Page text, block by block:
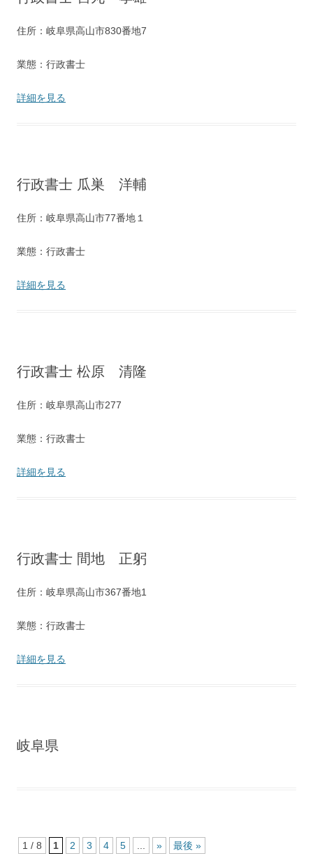
住所：岐阜県高山市830番地7
業態：行政書士
詳細を見る
行政書士 瓜巣 洋輔
住所：岐阜県高山市77番地１
業態：行政書士
詳細を見る
行政書士 松原 清隆
住所：岐阜県高山市277
業態：行政書士
詳細を見る
行政書士 間地 正躬
住所：岐阜県高山市367番地1
業態：行政書士
詳細を見る
岐阜県
1 / 8 1 2 3 4 5 » 最後 »